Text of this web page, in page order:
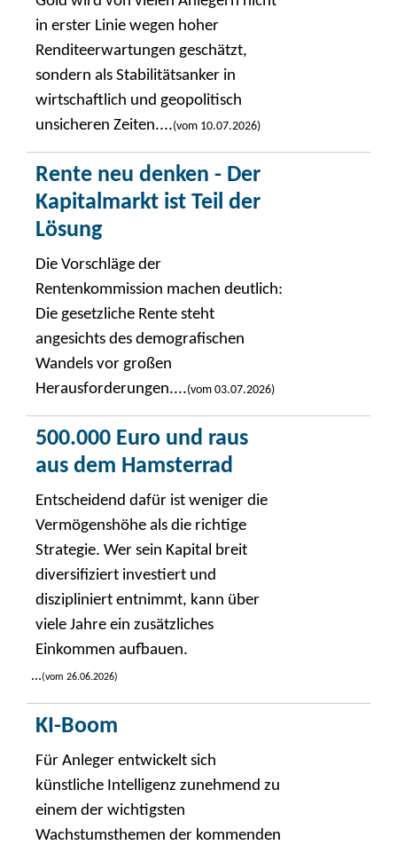
in erster Linie wegen hoher
Renditeerwartungen geschätzt,
sondern als Stabilitätsanker in
wirtschaftlich und geopolitisch
unsicheren Zeiten....(vom 10.07.2026)
Rente neu denken - Der
Kapitalmarkt ist Teil der
Lösung
Die Vorschläge der
Rentenkommission machen deutlich:
Die gesetzliche Rente steht
angesichts des demografischen
Wandels vor großen
Herausforderungen....(vom 03.07.2026)
500.000 Euro und raus
aus dem Hamsterrad
Entscheidend dafür ist weniger die
Vermögenshöhe als die richtige
Strategie. Wer sein Kapital breit
diversifiziert investiert und
diszipliniert entnimmt, kann über
viele Jahre ein zusätzliches
Einkommen aufbauen.
...(vom 26.06.2026)
KI-Boom
Für Anleger entwickelt sich
künstliche Intelligenz zunehmend zu
einem der wichtigsten
Wachstumsthemen der kommenden